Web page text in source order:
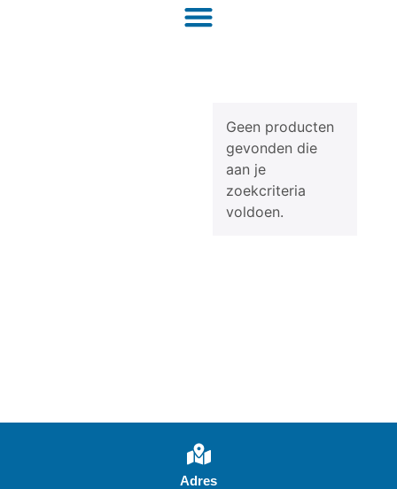
Geen producten
gevonden die
aan je
zoekcriteria
voldoen.
Adres